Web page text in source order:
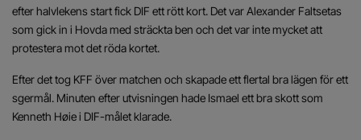
efter halvlekens start fick DIF ett rött kort. Det var Alexander Faltsetas
som gick in i Hovda med sträckta ben och det var inte mycket att
protestera mot det röda kortet.
Efter det tog KFF över matchen och skapade ett flertal bra lägen för ett
sgermål. Minuten efter utvisningen hade Ismael ett bra skott som
Kenneth Høie i DIF-målet klarade.